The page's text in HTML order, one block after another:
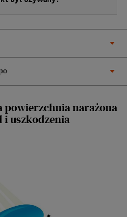
powierzchnia narażona
i uszkodzenia